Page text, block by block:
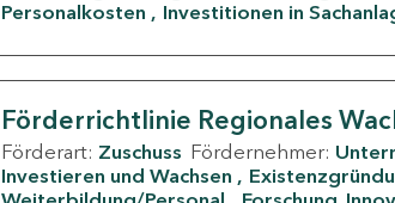
Personalkosten
Investitionen in
Förderrichtlinie Regionales
Förderart: Zuschuss Fördernehmer:
Investieren und Wachsen